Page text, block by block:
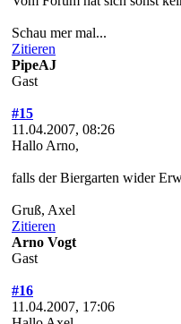
Schau mer mal...
Zitieren
PipeAJ
Gast
#15
11.04.2007, 08:26
Hallo Arno,
falls der Biergarten wider
Gruß, Axel
Zitieren
Arno Vogt
Gast
#16
11.04.2007, 17:06